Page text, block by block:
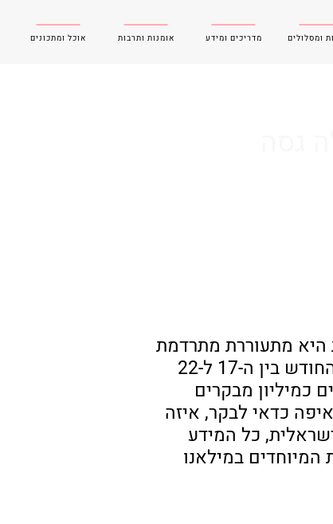
אוכל ומתכונים אומנות ותרבות מדריכים ומידע ומסלולים
היא מתעוררת מתרדמת
כמיליון מבקרים
כדאי לבקר, איזה
כל המידע
במילאנו